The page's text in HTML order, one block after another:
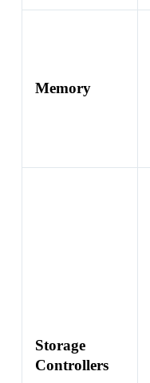
Memory
Storage
Controllers